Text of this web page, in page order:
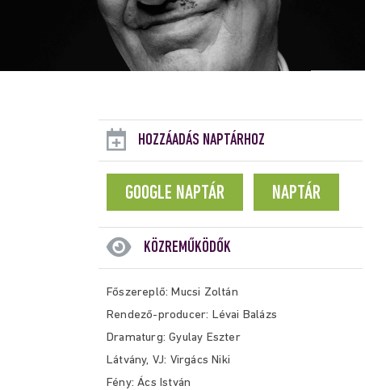
HOZZÁADÁS NAPTÁRHOZ
GOOGLE NAPTÁR NAPTÁR
KÖZREMŰKÖDŐK
Főszereplő: Mucsi Zoltán
Rendező-producer: Lévai Balázs
Dramaturg: Gyulay Eszter
Látvány, VJ: Virgács Niki
Fény: Ács István